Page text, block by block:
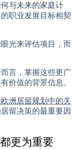
与未来的家庭计
职业发展目标相契
光来评估项目，而
言，掌握这些更广
价值的背景信息。
洲居留规划中的关
留决策的最重要因
更为重要